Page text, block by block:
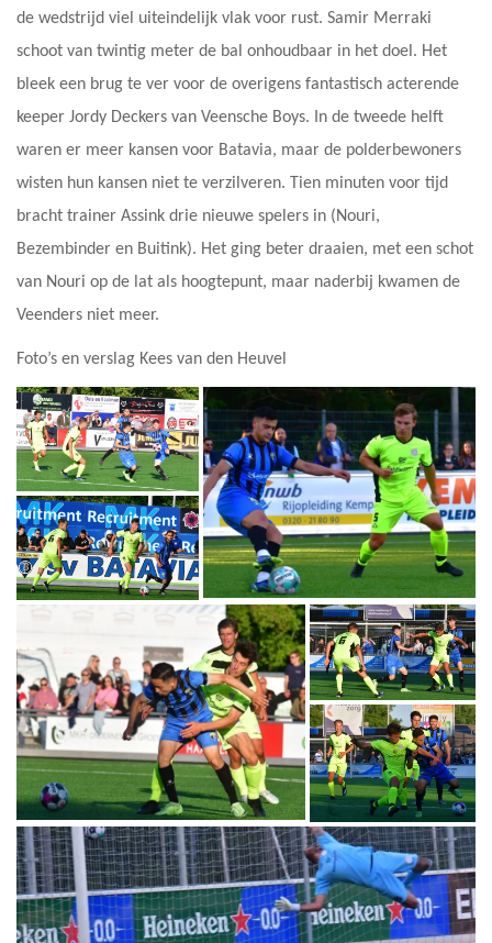
de wedstrijd viel uiteindelijk vlak voor rust. Samir Merraki
schoot van twintig meter de bal onhoudbaar in het doel. Het
bleek een brug te ver voor de overigens fantastisch acterende
keeper Jordy Deckers van Veensche Boys. In de tweede helft
waren er meer kansen voor Batavia, maar de polderbewoners
wisten hun kansen niet te verzilveren. Tien minuten voor tijd
bracht trainer Assink drie nieuwe spelers in (Nouri,
Bezembinder en Buitink). Het ging beter draaien, met een schot
van Nouri op de lat als hoogtepunt, maar naderbij kwamen de
Veenders niet meer.
Foto’s en verslag Kees van den Heuvel